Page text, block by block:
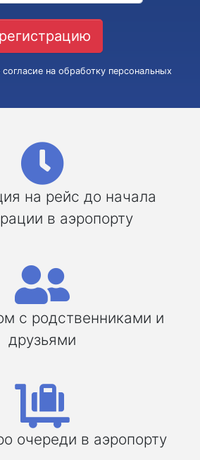
на обработку персональных
на рейс до начала
в аэропорту
с родственниками и
друзьями
очереди в аэропорту